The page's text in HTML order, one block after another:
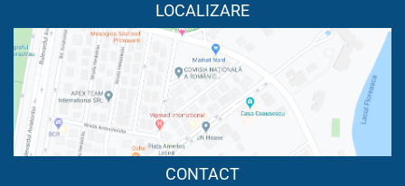
LOCALIZARE
CONTACT